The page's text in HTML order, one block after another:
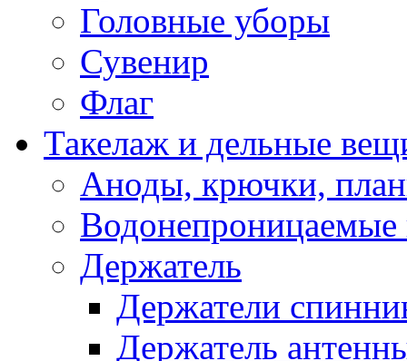
Головные уборы
Сувенир
Флаг
Такелаж и дельные
Аноды, крючки,
Водонепроницаемые
Держатель
Держатели
Держатель